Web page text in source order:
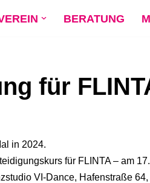
BERATUNG
für
in 2024.
für FLINTA – am
VI-Dance, Hafenstraße 64,